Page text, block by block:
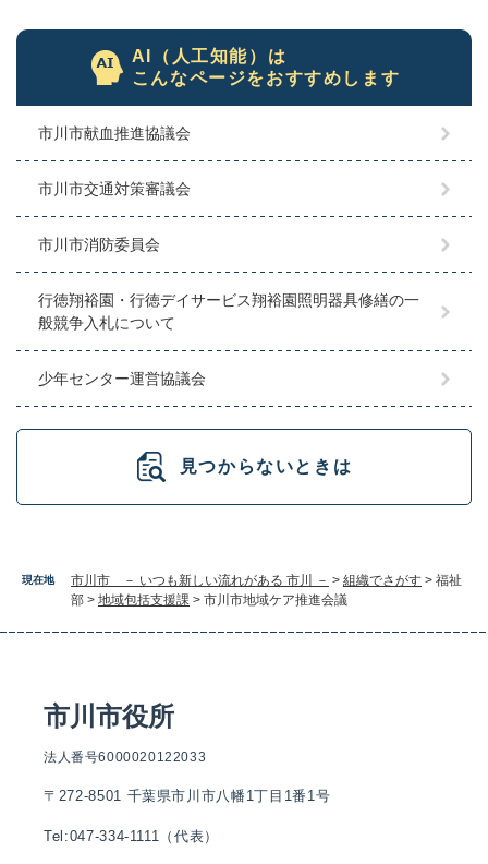
現在地 市川市 － いつも新しい流れがある 市川 － > 組織でさがす > 福祉
部 > 地域包括支援課 > 市川市地域ケア推進会議
AI（人工知能）は
こんなページをおすすめします
市川市献血推進協議会
市川市交通対策審議会
市川市消防委員会
行徳翔裕園・行徳デイサービス翔裕園照明器具修繕の一
般競争入札について
少年センター運営協議会
見つからないときは
市川市役所
法人番号6000020122033
〒272-8501 千葉県市川市八幡1丁目1番1号
Tel:047-334-1111（代表）